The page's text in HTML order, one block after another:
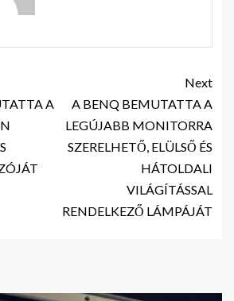
A
Next
A BENQ BEMUTATTA A
LEGÚJABB MONITORRA
SZERELHETŐ, ELÜLSŐ ÉS
HÁTOLDALI
VILÁGÍTÁSSAL
RENDELKEZŐ LÁMPÁJÁT